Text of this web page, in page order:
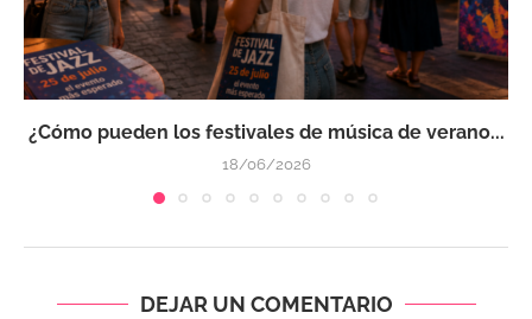
¿Cómo pueden los festivales de música de verano...
18/06/2026
DEJAR UN COMENTARIO